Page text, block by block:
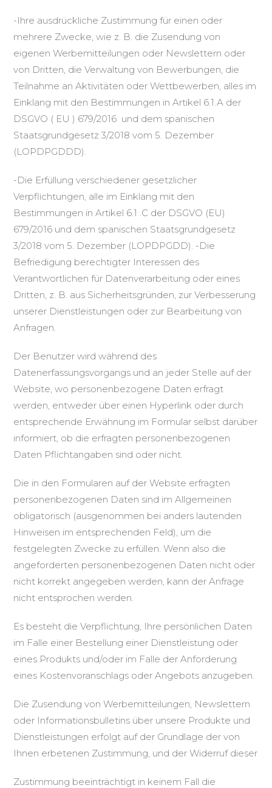
-Ihre ausdrückliche Zustimmung für einen oder
mehrere Zwecke, wie z. B. die Zusendung von
eigenen Werbemitteilungen oder Newslettern oder
von Dritten, die Verwaltung von Bewerbungen, die
Teilnahme an Aktivitäten oder Wettbewerben, alles im
Einklang mit den Bestimmungen in Artikel 6.1.A der
DSGVO ( EU ) 679/2016 und dem spanischen
Staatsgrundgesetz 3/2018 vom 5. Dezember
(LOPDPGDDD).
-Die Erfüllung verschiedener gesetzlicher
Verpflichtungen, alle im Einklang mit den
Bestimmungen in Artikel 6.1 .C der DSGVO (EU)
679/2016 und dem spanischen Staatsgrundgesetz
3/2018 vom 5. Dezember (LOPDPGDD). -Die
Befriedigung berechtigter Interessen des
Verantwortlichen für Datenverarbeitung oder eines
Dritten, z. B. aus Sicherheitsgründen, zur Verbesserung
unserer Dienstleistungen oder zur Bearbeitung von
Anfragen.
Der Benutzer wird während des
Datenerfassungsvorgangs und an jeder Stelle auf der
Website, wo personenbezogene Daten erfragt
werden, entweder über einen Hyperlink oder durch
entsprechende Erwähnung im Formular selbst darüber
informiert, ob die erfragten personenbezogenen
Daten Pflichtangaben sind oder nicht.
Die in den Formularen auf der Website erfragten
personenbezogenen Daten sind im Allgemeinen
obligatorisch (ausgenommen bei anders lautenden
Hinweisen im entsprechenden Feld), um die
festgelegten Zwecke zu erfüllen. Wenn also die
angeforderten personenbezogenen Daten nicht oder
nicht korrekt angegeben werden, kann der Anfrage
nicht entsprochen werden.
Es besteht die Verpflichtung, Ihre persönlichen Daten
im Falle einer Bestellung einer Dienstleistung oder
eines Produkts und/oder im Falle der Anforderung
eines Kostenvoranschlags oder Angebots anzugeben.
Die Zusendung von Werbemitteilungen, Newslettern
oder Informationsbulletins über unsere Produkte und
Dienstleistungen erfolgt auf der Grundlage der von
Ihnen erbetenen Zustimmung, und der Widerruf dieser
Zustimmung beeinträchtigt in keinem Fall die